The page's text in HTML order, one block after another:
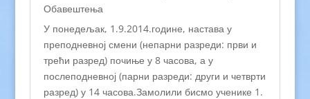
Обавештења
У понедељак, 1.9.2014.године, настава у
преподневној смени (непарни разреди: први и
трећи разред) почиње у 8 часова, а у
послеподневној (парни разреди: други и четврти
разред) у 14 часова.Замолили бисмо ученике 1.